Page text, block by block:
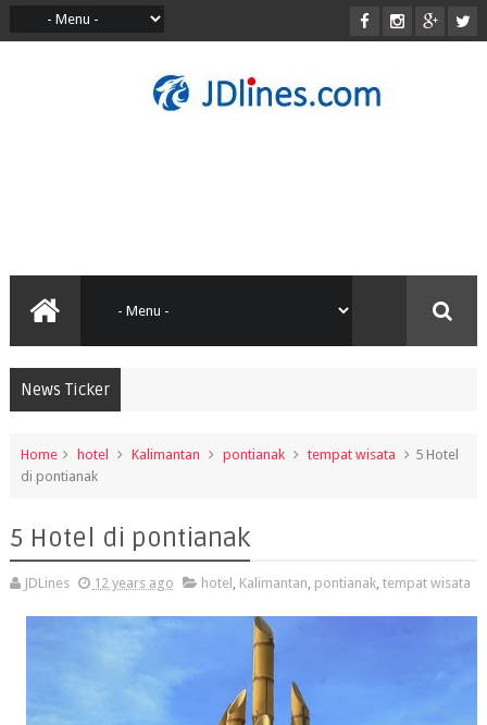
News Ticker
Home hotel Kalimantan pontianak tempat wisata
5 Hotel
di pontianak
5 Hotel di pontianak
JDLines 12 years ago hotel , Kalimantan, pontianak, tempat wisata